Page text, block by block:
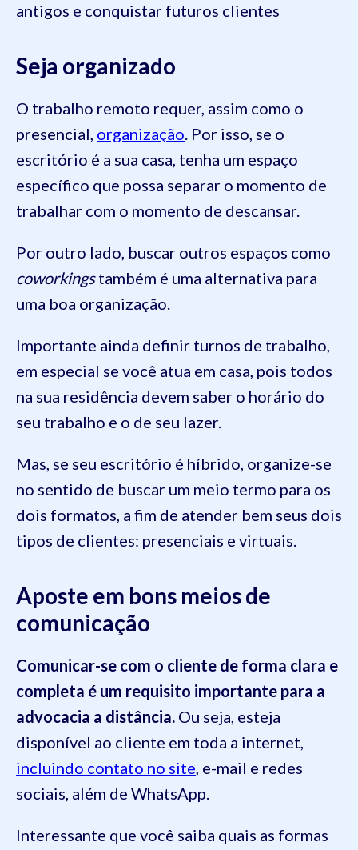
antigos e conquistar futuros clientes
Seja organizado
O trabalho remoto requer, assim como o
presencial, organização. Por isso, se o
escritório é a sua casa, tenha um espaço
específico que possa separar o momento de
trabalhar com o momento de descansar.
Por outro lado, buscar outros espaços como
coworkingstambém é uma alternativa para
uma boa organização.
Importante ainda definir turnos de trabalho,
em especial se você atua em casa, pois todos
na sua residência devem saber o horário do
seu trabalho e o de seu lazer.
Mas, se seu escritório é híbrido, organize-se
no sentido de buscar um meio termo para os
dois formatos, a fim de atender bem seus dois
tipos de clientes: presenciais e virtuais.
Aposte em bons meios de
comunicação
Comunicar-se com o cliente de forma clara e
completa é um requisito importante para a
advocacia a distância. Ou seja, esteja
disponível ao cliente em toda a internet,
incluindo contato no site, e-mail e redes
sociais, além de WhatsApp.
Interessante que você saiba quais as formas